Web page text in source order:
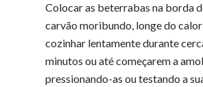
Colocar as beterrabas na borda
carvão moribundo, longe do
cozinhar lentamente durante
minutos ou até começarem a
pressionando-as ou testando a